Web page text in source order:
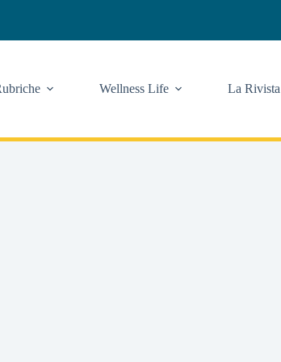
Wellness Life La Rivista